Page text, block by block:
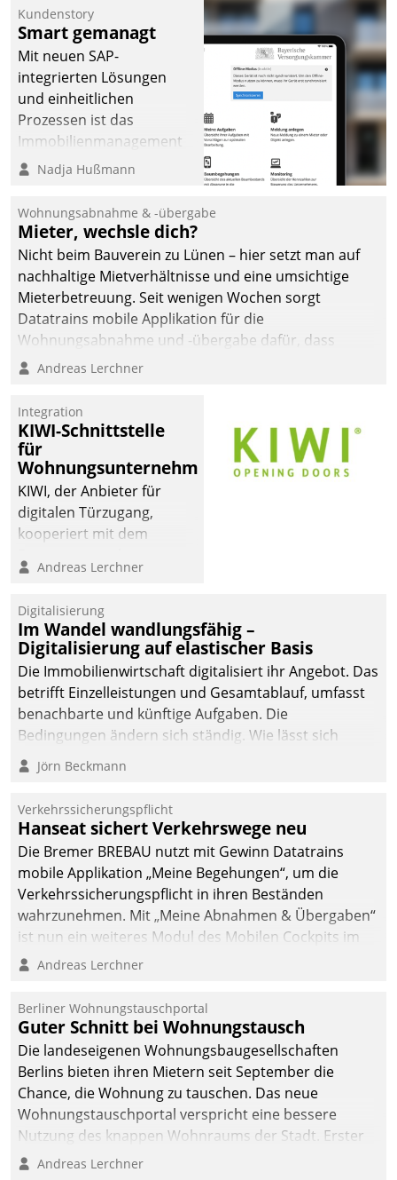
Kundenstory
Smart gemanagt
Mit neuen SAP-
integrierten Lösungen
und einheitlichen
Prozessen ist das
Immobilienmanagement
der Bayerischen
Ressort Kapitalanlage für
künftige Aufgaben und
Herausforderungen
gerüstet.
Nadja Hußmann
Wohnungsabnahme & -übergabe
Mieter, wechsle dich?
Nicht beim Bauverein zu Lünen – hier setzt man auf
nachhaltige Mietverhältnisse und eine umsichtige
Mieterbetreuung. Seit wenigen Wochen sorgt
Datatrains mobile Applikation für die
Wohnungsabnahme und -übergabe dafür, dass
Mieter wohlgeordnet kommen und, so es sein muss,
Andreas Lerchner
Integration
KIWI-Schnittstelle
für
Wohnungsunternehmen
KIWI, der Anbieter für
digitalen Türzugang,
kooperiert mit dem
Softwareentwicklungshaus
Andreas Lerchner
Digitalisierung
Im Wandel wandlungsfähig –
Digitalisierung auf elastischer Basis
Die Immobilienwirtschaft digitalisiert ihr Angebot. Das
betrifft Einzelleistungen und Gesamtablauf, umfasst
benachbarte und künftige Aufgaben. Die
Bedingungen ändern sich ständig. Wie lässt sich
technisch die Kontrolle wahren und zugleich Freiraum
fürs Wachsen öffnen?
Jörn Beckmann
Verkehrssicherungspflicht
Hanseat sichert Verkehrswege neu
Die Bremer BREBAU nutzt mit Gewinn Datatrains
mobile Applikation „Meine Begehungen“, um die
Verkehrssicherungspflicht in ihren Beständen
wahrzunehmen. Mit „Meine Abnahmen & Übergaben“
ist nun ein weiteres Modul des Mobilen Cockpits im
Einsatz.
Andreas Lerchner
Berliner Wohnungstauschportal
Guter Schnitt bei Wohnungstausch
Die landeseigenen Wohnungsbaugesellschaften
Berlins bieten ihren Mietern seit September die
Chance, die Wohnung zu tauschen. Das neue
Wohnungstauschportal verspricht eine bessere
Nutzung des knappen Wohnraums der Stadt. Erster
Anwendungsfall für Datatrains Lösung API-Hub mit
Andreas Lerchner